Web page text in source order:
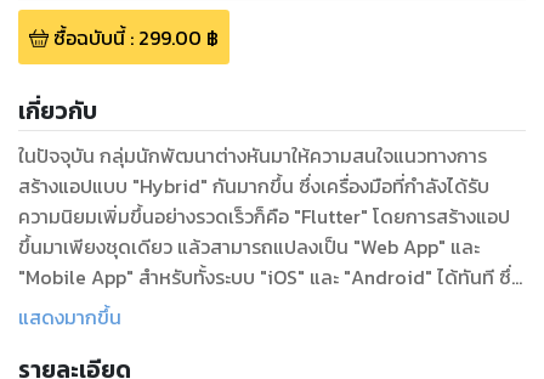
ซื้อฉบับนี้: 299.00 ฿
เกี่ยวกับ
ในปัจจุบัน กลุ่มนักพัฒนาต่างหันมาให้ความสนใจแนวทางการ
สร้างแอปแบบ "Hybrid" กันมากขึ้น ซึ่งเครื่องมือที่กำลังได้รับ
ความนิยมเพิ่มขึ้นอย่างรวดเร็วก็คือ "Flutter" โดยการสร้างแอป
ขึ้นมาเพียงชุดเดียว แล้วสามารถแปลงเป็น "Web App" และ
"Mobile App" สำหรับทั้งระบบ "iOS" และ "Android" ได้ทันที ซึ่ง
ข้อได้เปรียบของ Flutter ก็คือการใช้ "ภาษา Dart" ในการเขียน
ปที่พัฒนาขึ้นก็ทำงานตรงกันในทุกแพลตฟอร์ม นอกจากนี้ยังมี
แสดงมากขึ้น
รายละเอียด